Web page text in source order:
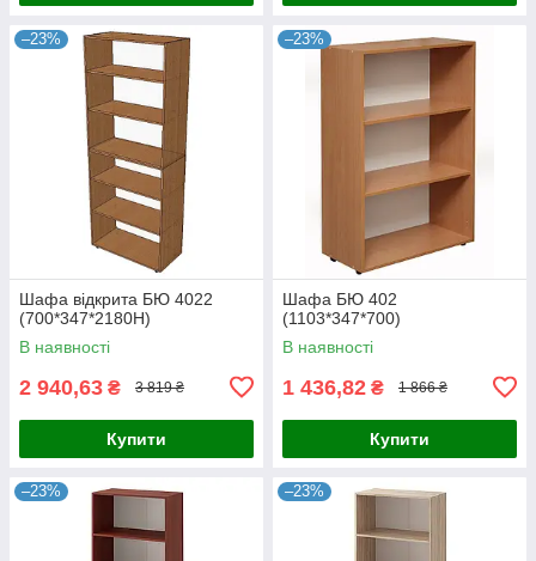
–23%
Шафа відкрита БЮ 4022
(700*347*2180Н)
В наявності
2 940,63 ₴ 3 819 ₴
Купити
–23%
Шафа БЮ 402
(1103*347*700)
В наявності
1 436,82 ₴ 1 866 ₴
Купити
–23% –23%